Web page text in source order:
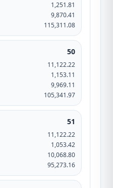
1,251.81
9,870.41
115,311.08
50
11,122.22
1,153.11
9,969.11
105,341.97
51
11,122.22
1,053.42
10,068.80
95,273.16